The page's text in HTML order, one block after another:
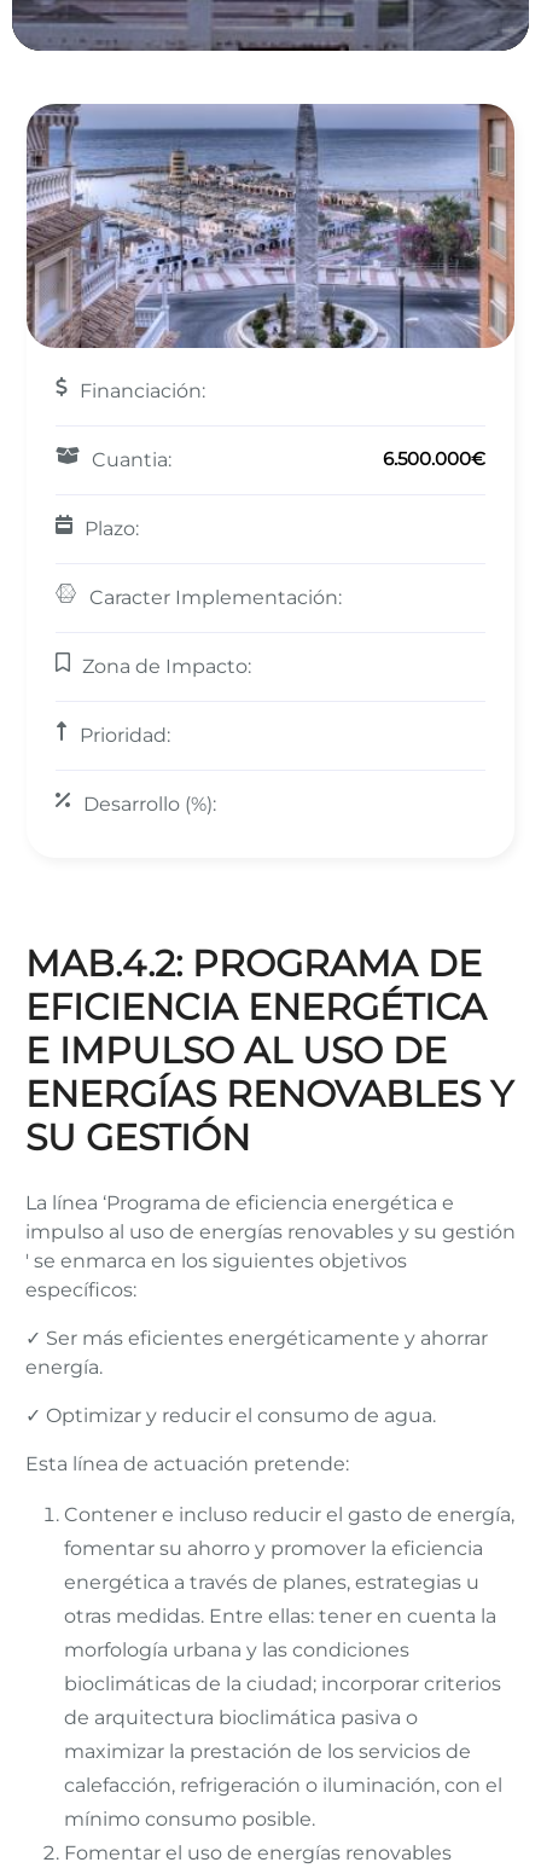
Financiación:
Cuantia: 6.500.000€
Plazo:
Caracter Implementación:
Zona de Impacto:
Prioridad:
Desarrollo (%):
MAB.4.2: PROGRAMA DE
EFICIENCIA ENERGÉTICA
E IMPULSO AL USO DE
ENERGÍAS RENOVABLES Y
SU GESTIÓN
La línea ‘Programa de eficiencia energética e
impulso al uso de energías renovables y su gestión
' se enmarca en los siguientes objetivos
específicos:
✓ Ser más eficientes energéticamente y ahorrar
energía.
✓ Optimizar y reducir el consumo de agua.
Esta línea de actuación pretende:
Contener e incluso reducir el gasto de energía,
fomentar su ahorro y promover la eficiencia
energética a través de planes, estrategias u
otras medidas. Entre ellas: tener en cuenta la
morfología urbana y las condiciones
bioclimáticas de la ciudad; incorporar criterios
de arquitectura bioclimática pasiva o
maximizar la prestación de los servicios de
calefacción, refrigeración o iluminación, con el
mínimo consumo posible.
Fomentar el uso de energías renovables